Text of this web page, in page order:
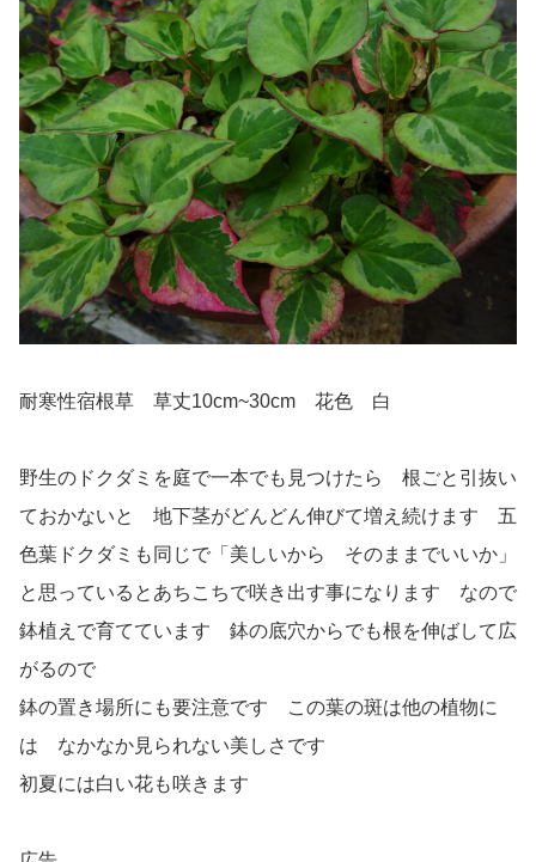
耐寒性宿根草 草丈10cm~30cm 花色 白
野生のドクダミを庭で一本でも見つけたら 根ごと引抜い
ておかないと 地下茎がどんどん伸びて増え続けます 五
色葉ドクダミも同じで「美しいから そのままでいいか」
と思っているとあちこちで咲き出す事になります なので
鉢植えで育てています 鉢の底穴からでも根を伸ばして広
がるので
鉢の置き場所にも要注意です この葉の斑は他の植物に
は なかなか見られない美しさです
初夏には白い花も咲きます